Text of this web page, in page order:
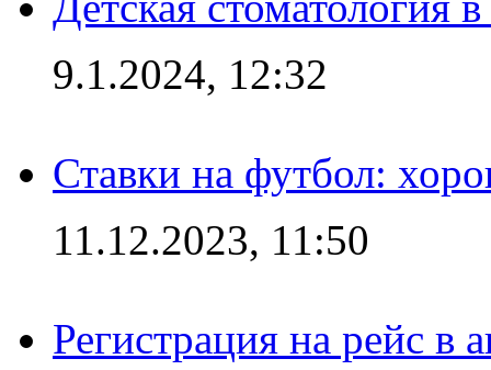
9.1.2024, 12:32
Ставки на футбол:
11.12.2023, 11:50
Регистрация на рейс в